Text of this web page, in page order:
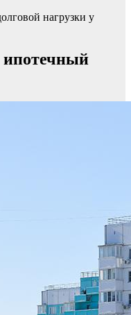
нагрузки у
ипотечный